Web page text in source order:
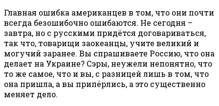
Главная ошибка американцев в том, что они почти
всегда безошибочно ошибаются. Не сегодня –
завтра, но с русскими придётся договариваться,
так что, товарищи заокеанцы, учите великий и
могучий заранее. Вы спрашиваете Россию, что она
делает на Украине? Сэры, неужели непонятно, что
то же самое, что и вы, с разницей лишь в том, что
она пришла, а вы припёрлись, а это существенно
меняет дело.